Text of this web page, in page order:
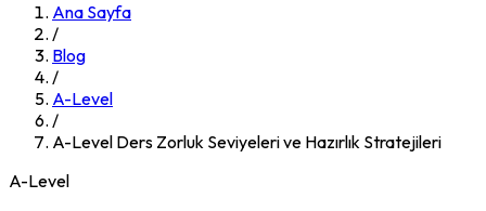
Ana Sayfa
/
Blog
/
A-Level
/
A-Level Ders Zorluk Seviyeleri ve Hazırlık Stratejileri
A-Level